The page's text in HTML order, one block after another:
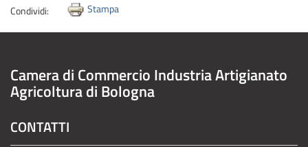
Condividi: Stampa
Camera di Commercio Industria Artigianato
Agricoltura di Bologna
CONTATTI